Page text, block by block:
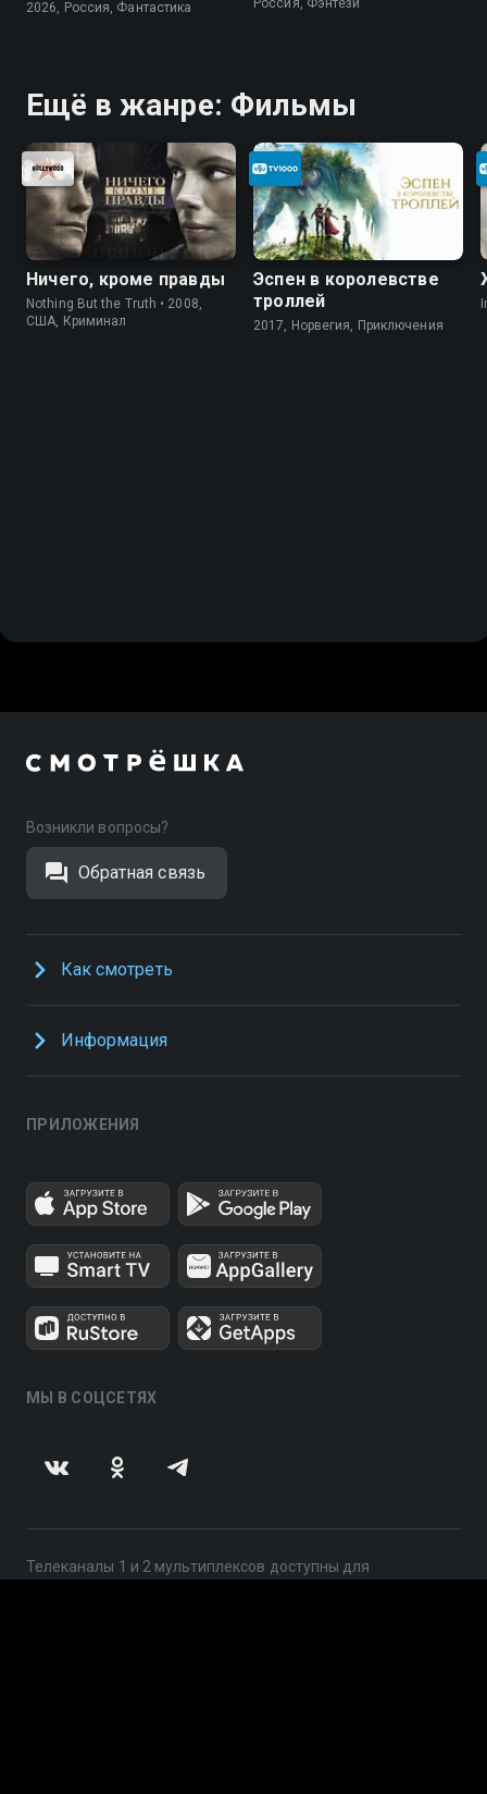
2026, Россия, Фантастика
Ещё в жанре: Фильмы
Ничего, кроме правды
Nothing But the Truth • 2008,
США, Криминал
Эспен в королевстве
троллей
2017, Норвегия, Приключения
Возникли вопросы?
Обратная связь
Как смотреть
Информация
ПРИЛОЖЕНИЯ
МЫ В СОЦСЕТЯХ
Телеканалы 1 и 2 мультиплексов доступны для